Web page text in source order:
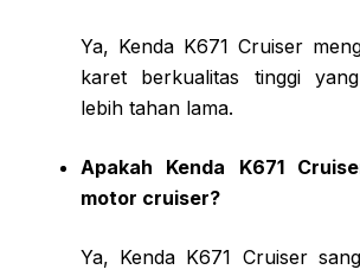
Ya, Kenda K671 Cruiser
karet berkualitas tinggi
lebih tahan lama.
Apakah Kenda K671
motor cruiser?
Ya, Kenda K671 Cruiser